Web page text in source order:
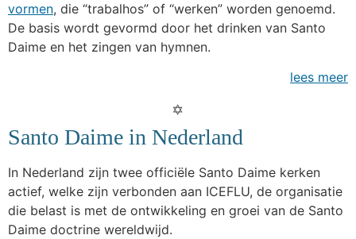
vormen, die “trabalhos” of “werken” worden genoemd.
De basis wordt gevormd door het drinken van Santo
Daime en het zingen van hymnen.
lees meer
Santo Daime in Nederland
In Nederland zijn twee officiële Santo Daime kerken
actief, welke zijn verbonden aan ICEFLU, de organisatie
die belast is met de ontwikkeling en groei van de Santo
Daime doctrine wereldwijd.